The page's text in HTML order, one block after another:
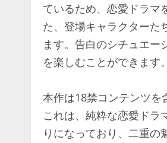
ているため、恋愛ドラマ
た、登場キャラクターた
ます。告白のシチュエー
を楽しむことができます。
本作は18禁コンテンツを
これは、純粋な恋愛ドラ
りになっており、二重の